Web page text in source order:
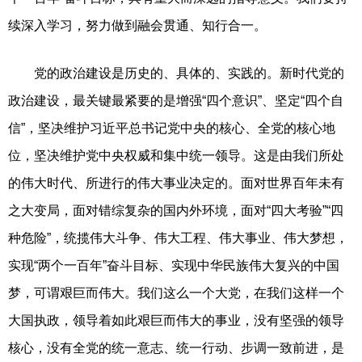
续深入学习，努力做到融会贯通、知行合一。
党的政治建设是历史的、具体的、实践的。新时代党的
政治建设，最关键最紧要的是增强“四个意识”、坚定“四个自
信”，坚决维护习近平总书记党中央的核心、全党的核心地
位，坚决维护党中央权威和集中统一领导。这是由我们所处
的伟大时代、所进行的伟大事业决定的。面对世界百年未有
之大变局，面对错综复杂的国内外环境，面对“四大考验”“四
种危险”，统揽伟大斗争、伟大工程、伟大事业、伟大梦想，
实现“两个一百年”奋斗目标、实现中华民族伟大复兴的中国
梦，可谓艰巨而伟大。我们这么一个大党，在我们这样一个
大国执政，领导着如此艰巨而伟大的事业，没有坚强的领导
核心，没有全党的统一意志、统一行动、步调一致前进，是